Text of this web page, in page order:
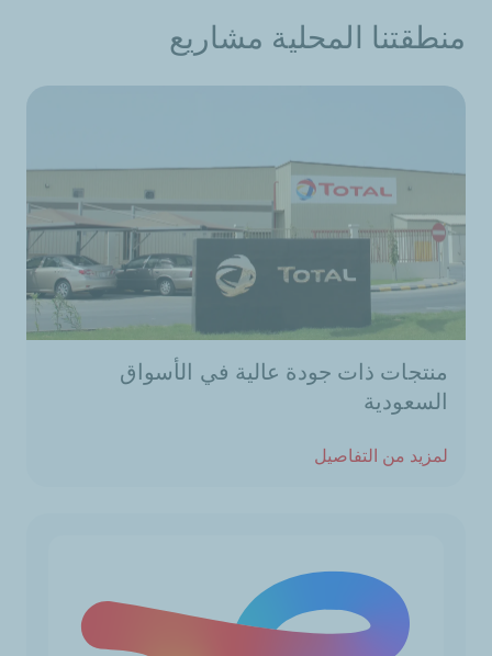
منطقتنا المحلية مشاريع
منتجات ذات جودة عالية في الأسواق
السعودية
لمزيد من التفاصيل